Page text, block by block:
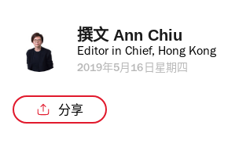
撰文 Ann Chiu
Editor in Chief, Hong Kong
2019年5月16日星期四
分享